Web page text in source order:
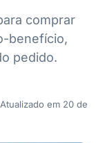
comprar
benefício,
pedido.
Atualizado em 20 de